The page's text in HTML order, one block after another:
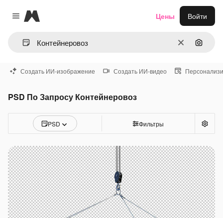
Close menu
Magnific
ОчиститьПоиск
Цены Войти
Создать ИИ-изображение Создать ИИ-видео
PSD По Запросу Контейнеровоз
PSD Фильтры